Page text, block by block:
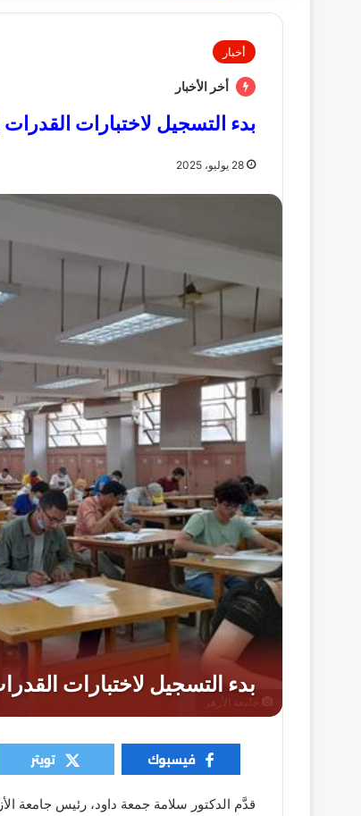
أخبار
أخر الأخبار
بدء التسجيل لاختبارات
28 يوليو، 2025
جامعة الأزهر
قدَّم الدكتور سلامة جمعة داود، رئيس جامعة